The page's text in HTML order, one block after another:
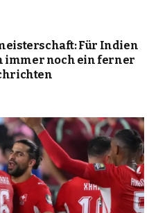
Für Indien
immer noch ein ferner